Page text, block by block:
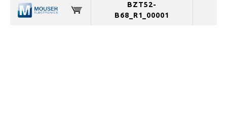
BZT52-
B68_R1_00001